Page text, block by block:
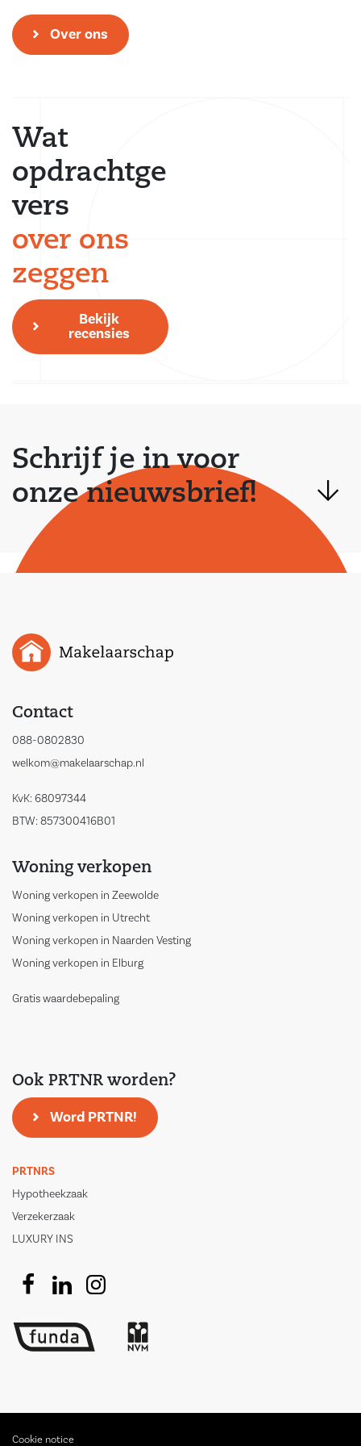
Over ons
Schrijf je in voor
onze nieuwsbrief!
Wat
opdrachtge
vers
over ons
zeggen
Bekijk
recensies
Contact
088-0802830
welkom@makelaarschap.nl
KvK: 68097344
BTW: 857300416B01
Woning verkopen
Woning verkopen in Zeewolde
Woning verkopen in Utrecht
Woning verkopen in Naarden Vesting
Woning verkopen in Elburg
Gratis waardebepaling
Ook PRTNR worden?
Word PRTNR!
PRTNRS
Hypotheekzaak
Verzekerzaak
LUXURY INS
Cookie notice